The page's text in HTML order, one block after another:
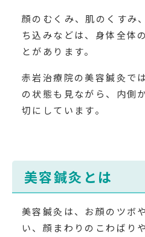
顔のむくみ、肌のくすみ
ち込みなどは、身体全体
とがあります。
赤岩治療院の美容鍼灸で
の状態も見ながら、内側
切にしています。
美容鍼灸とは
美容鍼灸は、お顔のツボ
い、顔まわりのこわばり